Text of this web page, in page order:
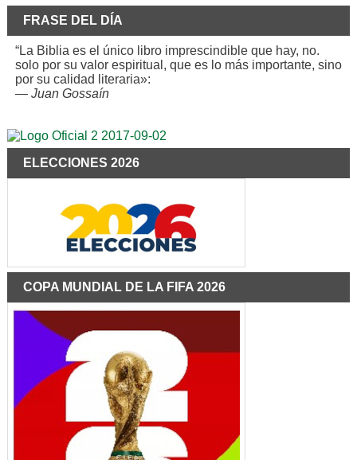
FRASE DEL DÍA
“La Biblia es el único libro imprescindible que hay, no.
solo por su valor espiritual, que es lo más importante, sino
por su calidad literaria»:
— Juan Gossaín
ELECCIONES 2026
COPA MUNDIAL DE LA FIFA 2026